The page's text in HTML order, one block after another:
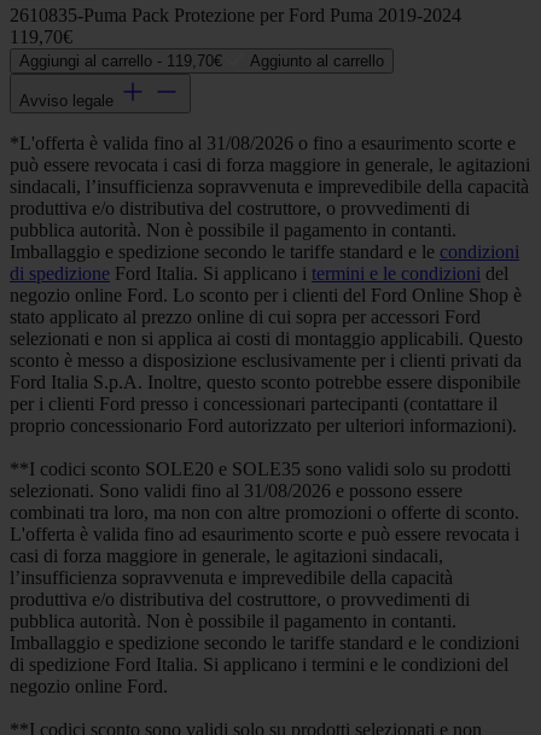
2610835-Puma Pack Protezione per Ford Puma 2019-2024
119,70€
Aggiungi al carrello - 119,70€ Aggiunto al carrello
Avviso legale
*L'offerta è valida fino al 31/08/2026 o fino a esaurimento scorte e
può essere revocata i casi di forza maggiore in generale, le agitazioni
sindacali, l’insufficienza sopravvenuta e imprevedibile della capacità
produttiva e/o distributiva del costruttore, o provvedimenti di
pubblica autorità. Non è possibile il pagamento in contanti.
Imballaggio e spedizione secondo le tariffe standard e le condizioni
di spedizione Ford Italia. Si applicano i termini e le condizioni del
negozio online Ford. Lo sconto per i clienti del Ford Online Shop è
stato applicato al prezzo online di cui sopra per accessori Ford
selezionati e non si applica ai costi di montaggio applicabili. Questo
sconto è messo a disposizione esclusivamente per i clienti privati da
Ford Italia S.p.A. Inoltre, questo sconto potrebbe essere disponibile
per i clienti Ford presso i concessionari partecipanti (contattare il
proprio concessionario Ford autorizzato per ulteriori informazioni).
**I codici sconto SOLE20 e SOLE35 sono validi solo su prodotti
selezionati. Sono validi fino al 31/08/2026 e possono essere
combinati tra loro, ma non con altre promozioni o offerte di sconto.
L'offerta è valida fino ad esaurimento scorte e può essere revocata i
casi di forza maggiore in generale, le agitazioni sindacali,
l’insufficienza sopravvenuta e imprevedibile della capacità
produttiva e/o distributiva del costruttore, o provvedimenti di
pubblica autorità. Non è possibile il pagamento in contanti.
Imballaggio e spedizione secondo le tariffe standard e le condizioni
di spedizione Ford Italia. Si applicano i termini e le condizioni del
negozio online Ford.
**I codici sconto sono validi solo su prodotti selezionati e non